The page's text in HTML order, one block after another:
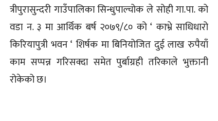
त्रीपुरासुन्दरी गाउँपालिका सिन्धुपाल्चोक ले सोही गा.पा. को
वडा न. ३ मा आर्थिक बर्ष २०७९/८० को ‘ काभ्रे साधिधारो
किरियापुत्री भवन ‘ शिर्षक मा बिनियोजित दुई लाख रुपैयाँ
काम सप्पन्न गरिसक्दा समेत पुर्बाग्रही तरिकाले भुक्तानी
रोकेको छ।